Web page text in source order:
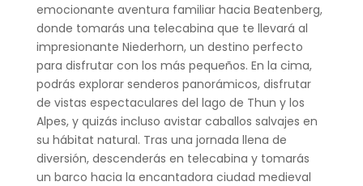
emocionante aventura familiar hacia Beatenberg,
donde tomarás una telecabina que te llevará al
impresionante Niederhorn, un destino perfecto
para disfrutar con los más pequeños. En la cima,
podrás explorar senderos panorámicos, disfrutar
de vistas espectaculares del lago de Thun y los
Alpes, y quizás incluso avistar caballos salvajes en
su hábitat natural. Tras una jornada llena de
diversión, descenderás en telecabina y tomarás
un barco hacia la encantadora ciudad medieval